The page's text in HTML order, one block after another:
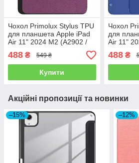
Чохол Primolux Stylus TPU
для планшета Apple iPad
Air 11" 2024 M2 (A2902 /
A2903 / A2904) - Purple
488 ₴ 549 ₴
Купити
Чохол
для
Air 11"
A2903 /
488₴
Акційні пропозиції та новинки
–15% –12%